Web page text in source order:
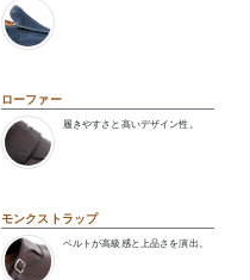
ローファー
履きやすさと高いデザイン性。
モンクストラップ
ベルトが高級感と上品さを演出。